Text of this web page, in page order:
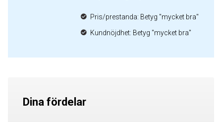
Pris/prestanda: Betyg "mycket bra"
Kundnöjdhet: Betyg "mycket bra"
Dina fördelar